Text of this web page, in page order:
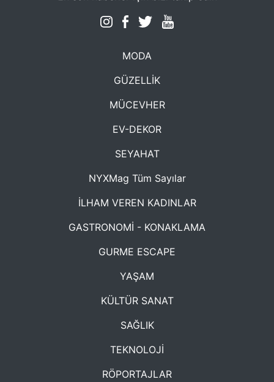
MODA
GÜZELLİK
MÜCEVHER
EV-DEKOR
SEYAHAT
NYXMag Tüm Sayılar
İLHAM VEREN KADINLAR
GASTRONOMİ - KONAKLAMA
GURME ESCAPE
YAŞAM
KÜLTÜR SANAT
SAĞLIK
TEKNOLOJİ
RÖPORTAJLAR